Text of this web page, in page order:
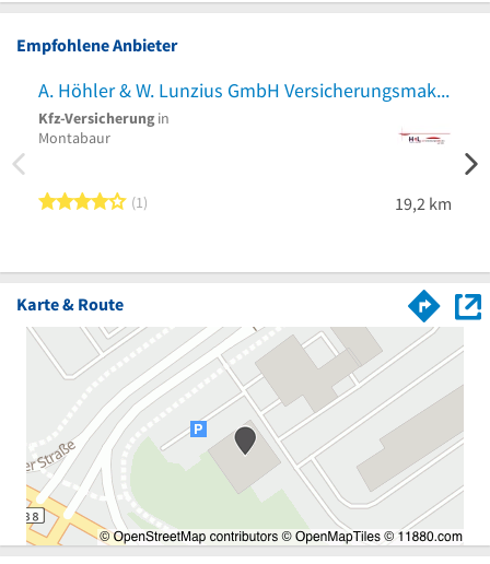
Empfohlene Anbieter
A. Höhler & W. Lunzius GmbH Versicherungsmakler
Kfz-Versicherung in
Montabaur
4 von 5 Sternen
1 19,2 km
Karte & Route